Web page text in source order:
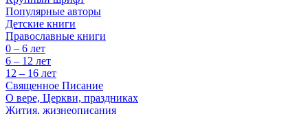
Популярные авторы
Детские книги
Православные книги
0 – 6 лет
6 – 12 лет
12 – 16 лет
Священное Писание
О вере, Церкви, праздниках
Жития, жизнеописания